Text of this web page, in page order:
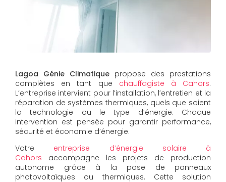
Lagoa Génie Climatique propose des prestations
complètes en tant que chauffagiste à Cahors.
L’entreprise intervient pour l’installation, l’entretien et la
réparation de systèmes thermiques, quels que soient
la technologie ou le type d’énergie. Chaque
intervention est pensée pour garantir performance,
sécurité et économie d’énergie.
Votre entreprise d’énergie solaire à
Cahors accompagne les projets de production
autonome grâce à la pose de panneaux
photovoltaïques ou thermiques. Cette solution